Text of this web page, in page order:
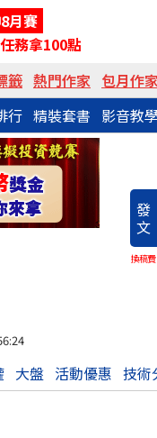
月賽
務拿100點
籤 熱門作家 包月作
行 精裝套書 影音教
發
文
換稿費
大盤 活動優惠 技術